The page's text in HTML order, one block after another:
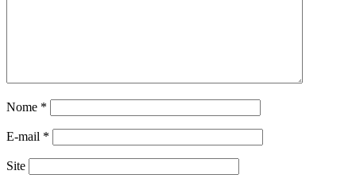
Nome *
E-mail *
Site